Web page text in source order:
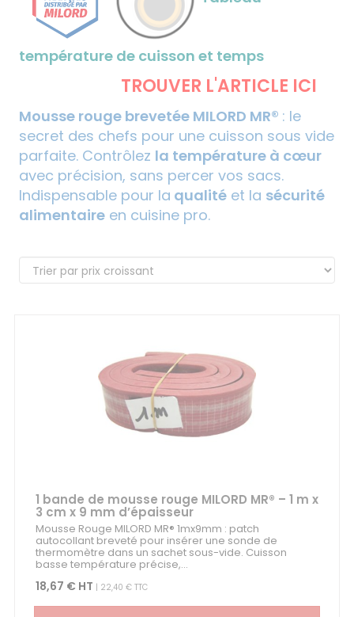
température de cuisson et temps
TROUVER L'ARTICLE ICI
Mousse rouge brevetée MILORD MR® : le
secret des chefs pour une cuisson sous vide
parfaite. Contrôlez la température à cœur
avec précision, sans percer vos sacs.
Indispensable pour la qualitéet la sécurité
alimentaireen cuisine pro.
1 bande de mousse rouge MILORD MR® – 1 m x
3 cm x 9 mm d’épaisseur
Mousse Rouge MILORD MR® 1mx9mm : patch
autocollant breveté pour insérer une sonde de
thermomètre dans un sachet sous-vide. Cuisson
basse température précise,...
18,67 € HT | 22,40 € TTC